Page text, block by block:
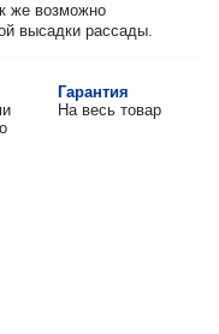
же возможно
высадки рассады.
Гарантия
На весь товар